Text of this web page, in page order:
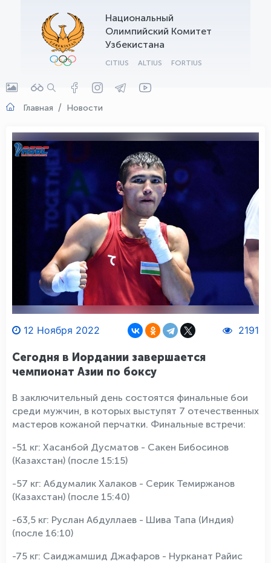
Национальный
Олимпийский Комитет
Узбекистана
CITIUS ALTIUS FORTIUS
Главная Новости
12 Ноября 2022 2191
Сегодня в Иордании завершается
чемпионат Азии по боксу
В заключительный день состоятся финальные бои
среди мужчин, в которых выступят 7 отечественных
мастеров кожаной перчатки. Финальные встречи:
-51 кг: Хасанбой Дусматов - Сакен Бибосинов
(Казахстан) (после 15:15)
-57 кг: Абдумалик Халаков - Серик Темиржанов
(Казахстан) (после 15:40)
-63,5 кг: Руслан Абдуллаев - Шива Тапа (Индия)
(после 16:10)
-75 кг: Саиджамшид Джафаров - Нурканат Райис
OLYMPCHIK AI - yordamchi
Онлайн · olympic.uz